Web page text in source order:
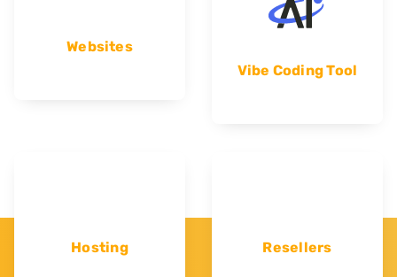
Websites
Vibe Coding Tool
Hosting Resellers